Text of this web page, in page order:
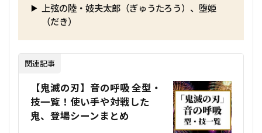
上弦の陸・妓夫太郎（ぎゅうたろう）、堕姫
（だき）
関連記事
【鬼滅の刃】音の呼吸 全型・
技一覧！使い手や対戦した
鬼、登場シーンまとめ